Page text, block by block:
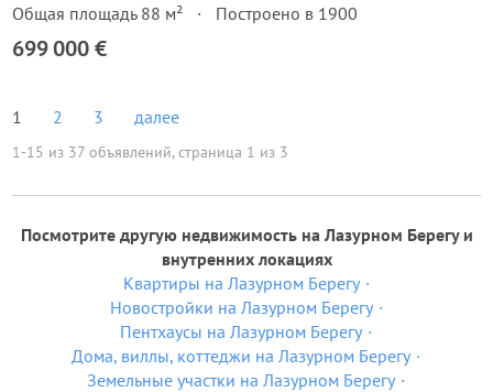
Общая площадь 88 м²
Построено в 1900
699 000 €
1 2 3 далее
1-15 из 37 объявлений, страница 1 из 3
Посмотрите другую недвижимость на Лазурном Берегу и
внутренних локациях
Квартиры на Лазурном Берегу
Новостройки на Лазурном Берегу
Пентхаусы на Лазурном Берегу
Дома, виллы, коттеджи на Лазурном Берегу
Земельные участки на Лазурном Берегу